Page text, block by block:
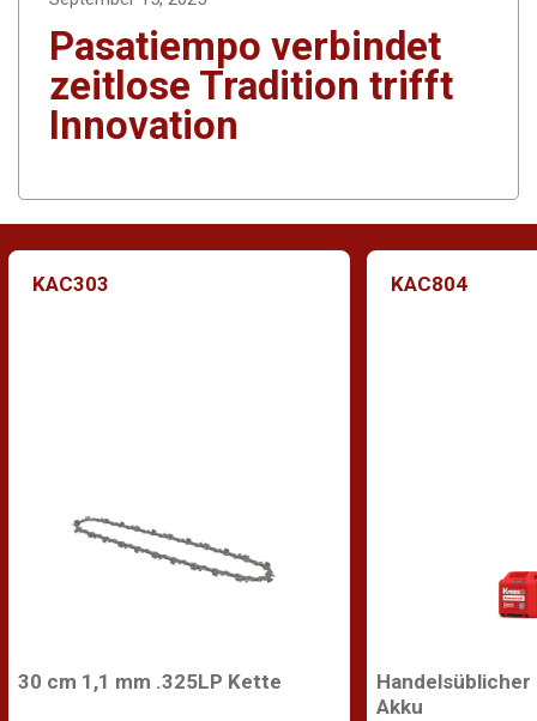
Pasatiempo verbindet
zeitlose Tradition trifft
Innovation
KAC303
30 cm 1,1 mm .325LP Kette
KAC804
Handelsüblicher
Akku